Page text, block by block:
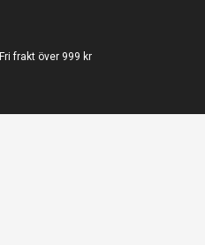
Fri frakt över 999 kr